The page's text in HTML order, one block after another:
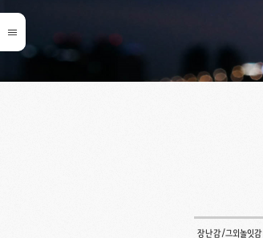
장난감/그외놀잇감